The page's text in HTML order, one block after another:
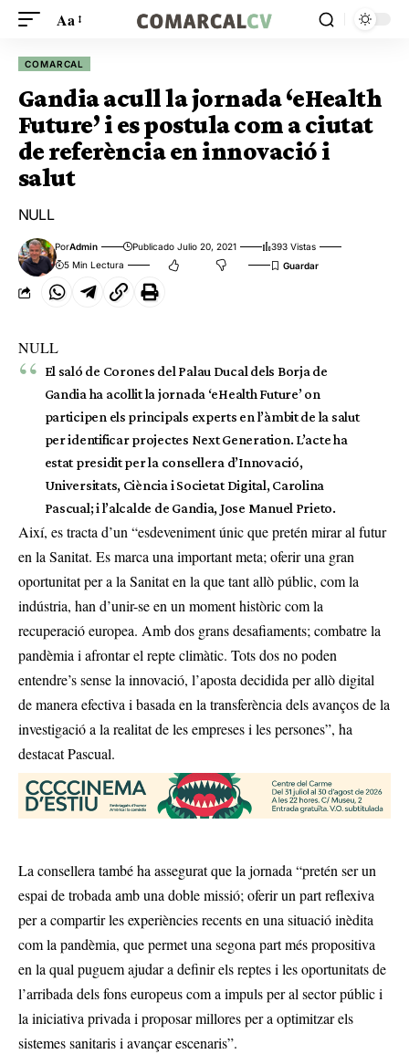
Aa
COMARCAL
Gandia acull la jornada ‘eHealth
Future’ i es postula com a ciutat
de referència en innovació i
salut
NULL
PorAdmin Publicado Julio 20, 2021
393 Vistas
5 Min Lectura
NULL
El saló de Corones del Palau Ducal dels Borja de
Gandia ha acollit la jornada ‘eHealth Future’ on
participen els principals experts en l’àmbit de la salut
per identificar projectes Next Generation. L’acte ha
estat presidit per la consellera d’Innovació,
Universitats, Ciència i Societat Digital, Carolina
Pascual; i l’alcalde de Gandia, Jose Manuel Prieto.
Així, es tracta d’un “esdeveniment únic que pretén mirar al futur
en la Sanitat. Es marca una important meta; oferir una gran
oportunitat per a la Sanitat en la que tant allò públic, com la
indústria, han d’unir-se en un moment històric com la
recuperació europea. Amb dos grans desafiaments; combatre la
pandèmia i afrontar el repte climàtic. Tots dos no poden
entendre’s sense la innovació, l’aposta decidida per allò digital
de manera efectiva i basada en la transferència dels avanços de la
investigació a la realitat de les empreses i les persones”, ha
destacat Pascual.
La consellera també ha assegurat que la jornada “pretén ser un
espai de trobada amb una doble missió; oferir un part reflexiva
per a compartir les experiències recents en una situació inèdita
com la pandèmia, que permet una segona part més propositiva
en la qual puguem ajudar a definir els reptes i les oportunitats de
l’arribada dels fons europeus com a impuls per al sector públic i
la iniciativa privada i proposar millores per a optimitzar els
sistemes sanitaris i avançar escenaris”.